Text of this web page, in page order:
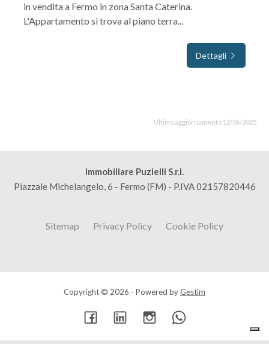
in vendita a Fermo in zona Santa Caterina.
L'Appartamento si trova al piano terra...
Dettagli
Ultimo aggiornamento 12/06/2025
Immobiliare Puzielli S.r.l.
Piazzale Michelangelo, 6 - Fermo (FM) - P.IVA 02157820446
Sitemap Privacy Policy Cookie Policy
Copyright © 2026 - Powered byGestim